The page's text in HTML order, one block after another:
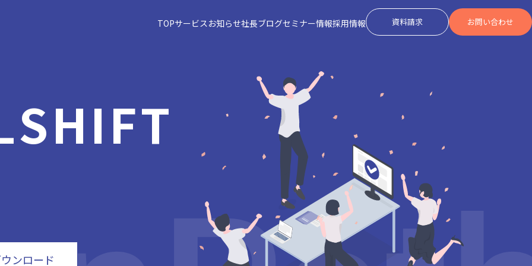
TOPサービスお知らせ社長ブログセミナー情報採用情報 資料請求 お問い合わせ
SHIFT
ンロード